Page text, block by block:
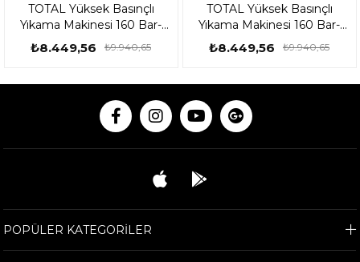
TOTAL Yüksek Basınçlı
Yıkama Makinesi 160 Bar-
2000W - TGT11376
₺8.449,56 ₺9.940,65
TOTAL Yüksek Basınçlı
Yıkama Makinesi 160 Bar-
2000W - TGT11376
₺8.449,56 ₺9.940,65
POPÜLER KATEGORİLER